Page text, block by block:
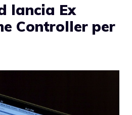
lancia Ex
Controller per